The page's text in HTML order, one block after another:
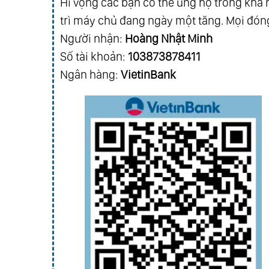
Chap 409
Chap 408
Chap 405
Chap 404
Chap 401
Chap 400
Chap 397
Chap 388
Chap 385
Chap 384
Chap 381
Chap 380
Chap 377
Chap 376
Chap 373
Chap 372
Chap 369
Chap 368
Chap 365
Chap 364
Chap 361
Chap 360
Chap 357
Chap 356
trì máy chủ đang ngày một tăng. Mọi
Người nhận: Hoàng Nhật Minh
Số tài khoản: 103873878411
Ngân hàng: VietinBank